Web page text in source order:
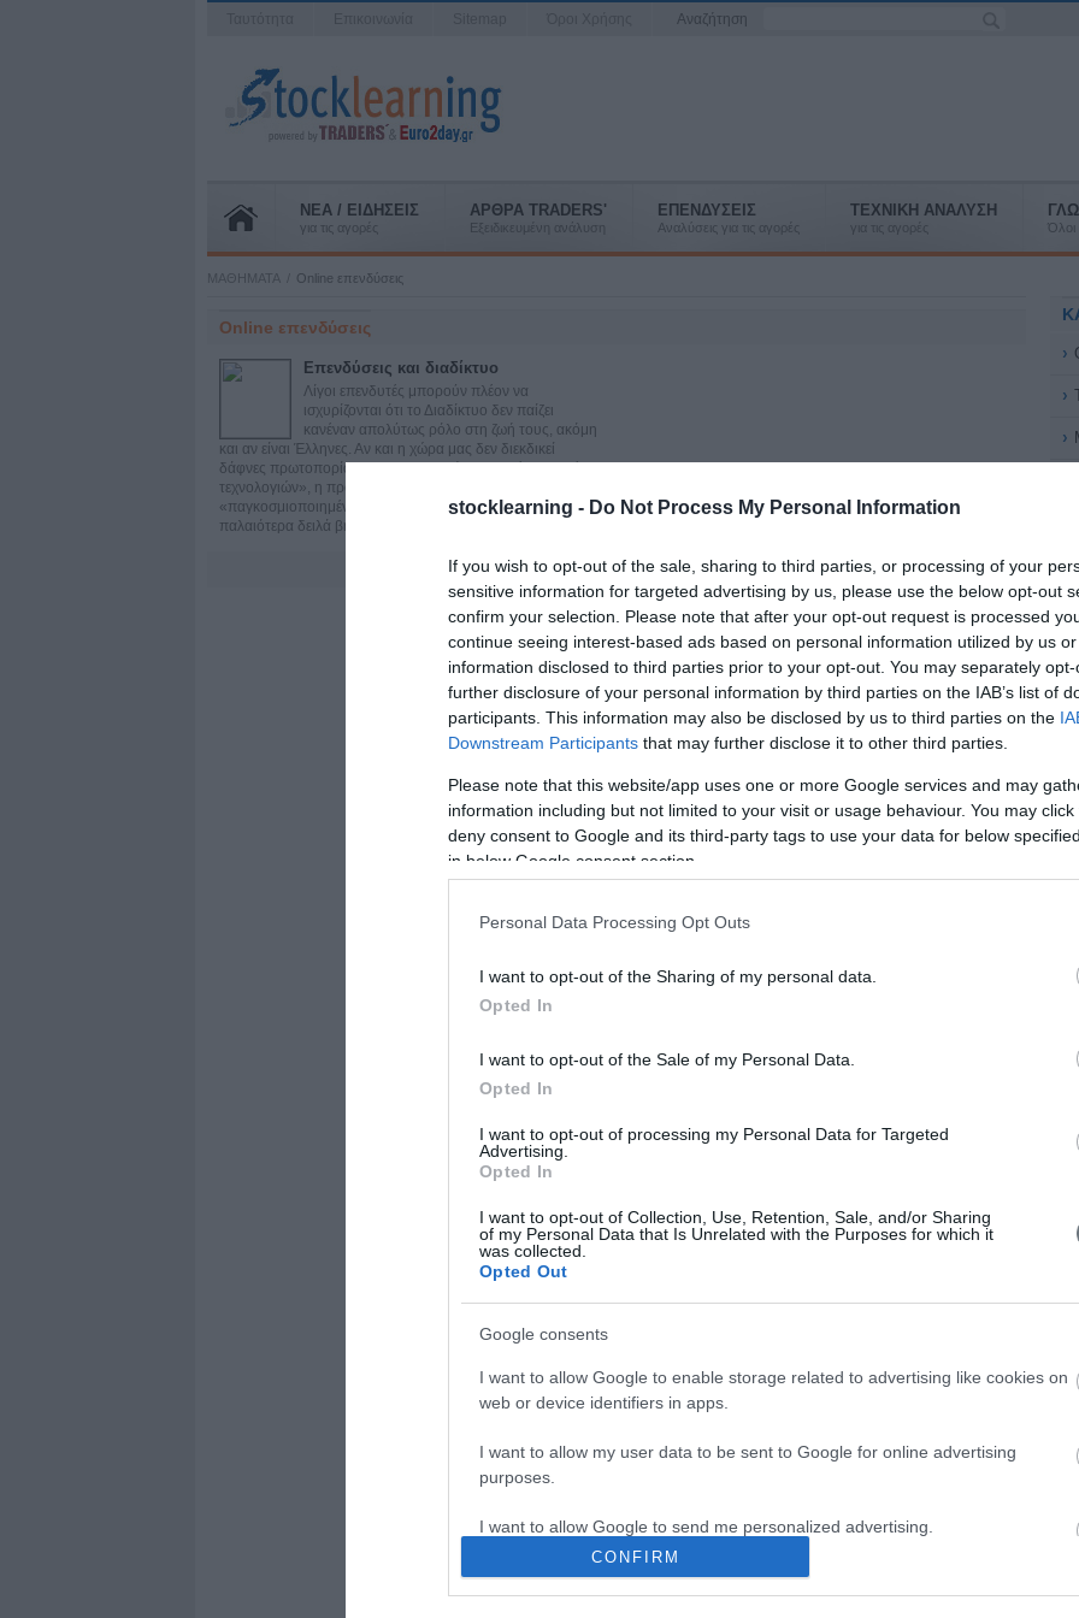
stocklearning - Do Not Process My Personal Information
If you wish to opt-out of the sale, sharing to third parties, or processing of your
sensitive information for targeted advertising by us, please use the below opt-out
confirm your selection. Please note that after your opt-out request is processed
continue seeing interest-based ads based on personal information utilized by us
information disclosed to third parties prior to your opt-out. You may separately
further disclosure of your personal information by third parties on the IAB’s list of
participants. This information may also be disclosed by us to third parties on the
Downstream Participants that may further disclose it to other third parties.
Please note that this website/app uses one or more Google services and may
information including but not limited to your visit or usage behaviour. You may
deny consent to Google and its third-party tags to use your data for below
in below Google consent section.
Personal Data Processing Opt Outs
I want to opt-out of the Sharing of my personal data.
Opted In
I want to opt-out of the Sale of my Personal Data.
Opted In
I want to opt-out of processing my Personal Data for Targeted
Advertising.
Opted In
I want to opt-out of Collection, Use, Retention, Sale, and/or Sharing
of my Personal Data that Is Unrelated with the Purposes for which it
was collected.
Opted Out
Google consents
I want to allow Google to enable storage related to advertising like cookies on
web or device identifiers in apps.
I want to allow my user data to be sent to Google for online advertising
purposes.
I want to allow Google to send me personalized advertising.
I want to allow Google to enable storage related to analytics like cookies on
CONFIRM
Αναζήτηση
ΝΕΑ / ΕΙΔΗΣΕΙΣ
για τις αγορές
ΑΡΘΡΑ TRADERS'
Εξειδικευμένη ανάλυση
ΕΠΕΝΔΥΣΕΙΣ
Αναλύσεις για τις αγορές
ΤΕΧΝΙΚΗ ΑΝΑΛΥΣΗ
για τις αγορές Όλοι
ΜΑΘΗΜΑΤΑ Online επενδύσεις
Online επενδύσεις
Επενδύσεις και διαδίκτυο
Λίγοι επενδυτές μπορούν πλέον να
ισχυρίζονται ότι το Διαδίκτυο δεν παίζει
κανέναν απολύτως ρόλο στη ζωή τους, ακόμη
και αν είναι Έλληνες. Αν και η χώρα μας δεν διεκδικεί
δάφνες πρωτοπορίας στην εφαρμογή και υιοθέτηση «νέων
τεχνολογιών», η πραγματικότητα των
«παγκοσμιοποιημένων επενδύσεων» έχουν μετατρέψει τα
παλαιότερα δειλά βήματα, σε άλματα.
1 2 3 4 5 6 7 ... Επόμενη »